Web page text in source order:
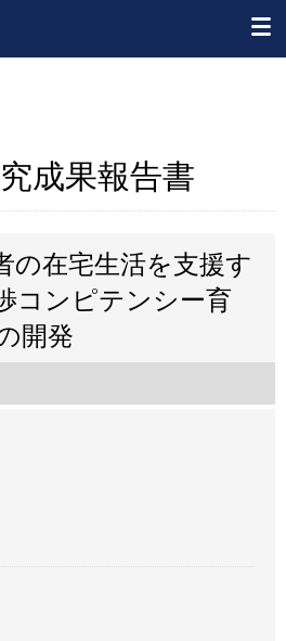
成果報告書
の在宅生活を支援す
コンピテンシー育
開発